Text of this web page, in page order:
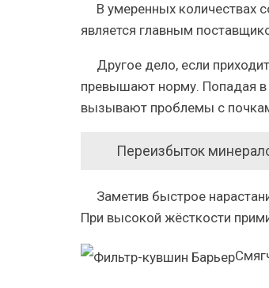
В умеренных количествах
является главным
Другое дело, если
превышают норму. Попадая в
вызывают проблемы с
Переизбыток
Заметив быстрое
При высокой жёсткости